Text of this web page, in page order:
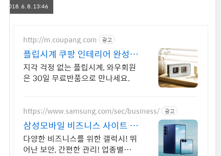
2018. 6. 8. 13:46
http://m.coupang.com 광고
플립시계 쿠팡 인테리어 완성
감성 시계
지각 걱정 없는 플립시계, 와우회원
은 30일 무료반품으로 만나세요.
https://www.samsung.com/sec/business/ 광고
삼성모바일 비즈니스 사이트 본
사 공식 운영 견적문의
다양한 비즈니스를 위한 갤럭시! 뛰
어난 보안, 간편한 관리! 업종별제안